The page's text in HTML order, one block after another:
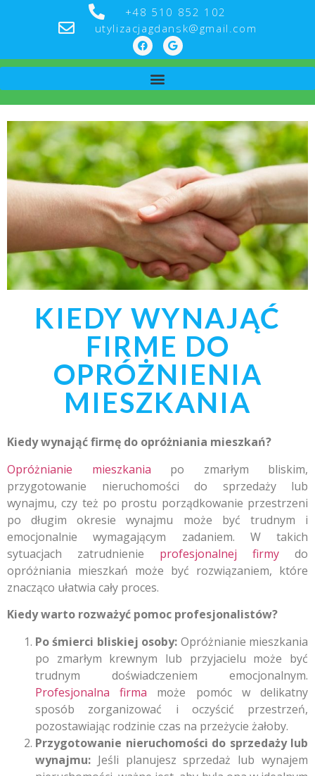
+48 510 852 102
utylizacjagdansk@gmail.com
KIEDY WYNAJĄĆ
FIRME DO
OPRÓŻNIENIA
MIESZKANIA
Kiedy wynająć firmę do opróżniania mieszkań?
Opróżnianie mieszkania po zmarłym bliskim,
przygotowanie nieruchomości do sprzedaży lub
wynajmu, czy też po prostu porządkowanie przestrzeni
po długim okresie wynajmu może być trudnym i
emocjonalnie wymagającym zadaniem. W takich
sytuacjach zatrudnienie profesjonalnej firmy do
opróżniania mieszkań może być rozwiązaniem, które
znacząco ułatwia cały proces.
Kiedy warto rozważyć pomoc profesjonalistów?
Po śmierci bliskiej osoby: Opróżnianie mieszkania
po zmarłym krewnym lub przyjacielu może być
trudnym doświadczeniem emocjonalnym.
Profesjonalna firma może pomóc w delikatny
sposób zorganizować i oczyścić przestrzeń,
pozostawiając rodzinie czas na przeżycie żałoby.
Przygotowanie nieruchomości do sprzedaży lub
wynajmu: Jeśli planujesz sprzedaż lub wynajem